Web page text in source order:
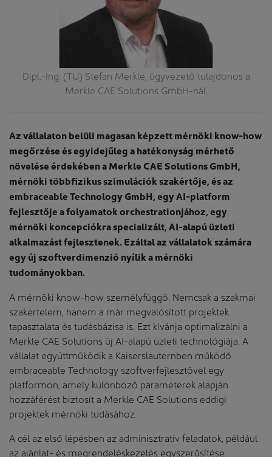
Dipl.-Ing. (TU) Stefan Merkle, ügyvezető tulajdonos a
Merkle CAE Solutions GmbH-nál.
Az vállalaton belüli magasan képzett mérnöki know-how
megőrzése és egyidejűleg a hatékonyság mérhető
növelése érdekében a Merkle CAE Solutions GmbH,
mérnöki többfizikus szimulációk szakértője, és az
embraceable Technology GmbH, egy AI-platform
fejlesztője a folyamatok orchestrationjához, egy
mérnöki koncepciókra specializált, AI-alapú üzleti
alkalmazást fejlesztenek. Ezáltal az vállalatok számára
egy új szoftverdimenzió nyílik a mérnöki
tudományokban.
A mérnöki know-how személyfüggő. Nemcsak a szakmai
szakértelem, hanem a már megvalósított projektek
tapasztalata és tudásbázisa is. Ezt kívánja optimalizálni a
Merkle CAE Solutions új AI-alapú üzleti technológiája. A
vállalat együttműködik a Kaiserslauternben működő
embraceable Technology szoftverfejlesztővel egy
platformon, amely különböző paraméterek alapján
hozzáférést biztosít a Merkle CAE Solutions eddigi
projektek mérnöki tudásához.
A cél az első lépésben az adminisztratív feladatok, például
az ajánlat- és megrendeléskezelés egyszerűsítése.